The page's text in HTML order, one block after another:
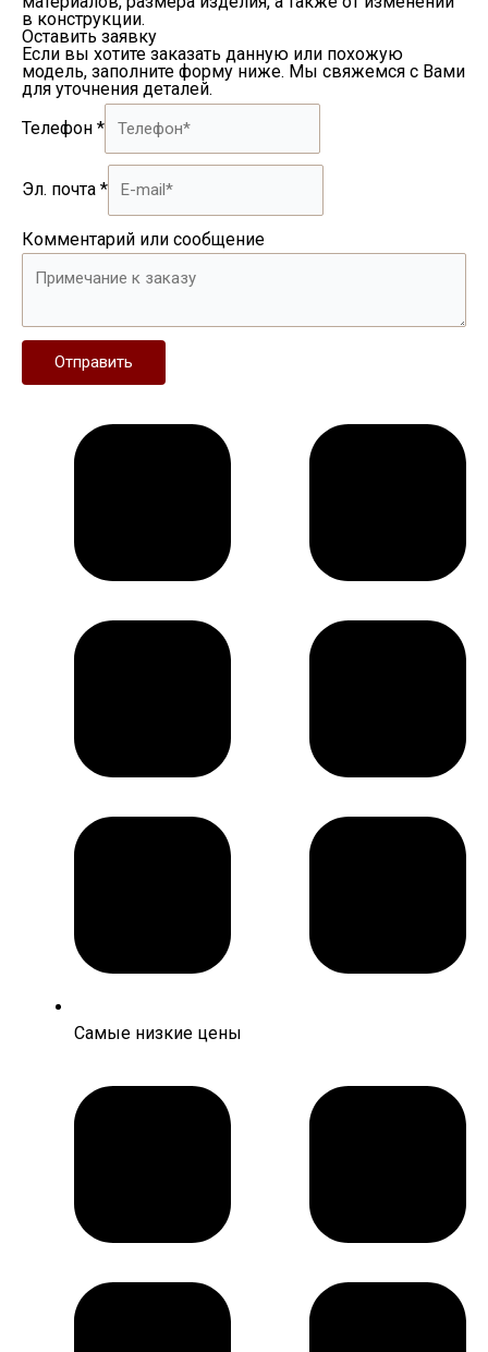
в конструкции.
Оставить заявку
Если вы хотите заказать данную или похожую
модель, заполните форму ниже. Мы свяжемся с Вами
для уточнения деталей.
Телефон *
Эл. почта *
Комментарий или сообщение
Отправить
Самые низкие цены